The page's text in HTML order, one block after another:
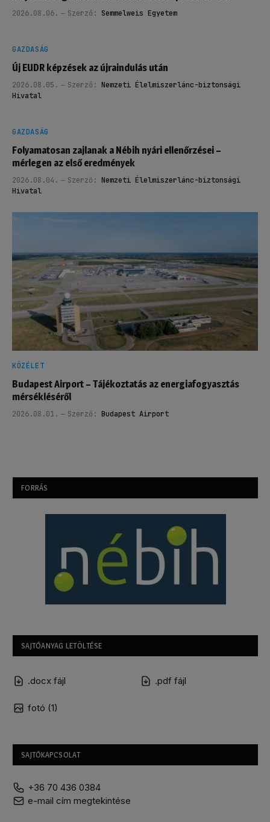
2026.08.06. Szerző: Semmelweis Egyetem
GAZDASÁG
Új EUDR képzések az újraindulás után
2026.08.05. Szerző: Nemzeti Élelmiszerlánc-biztonsági
Hivatal
GAZDASÁG
Folyamatosan zajlanak a Nébih nyári ellenőrzései –
mérlegen az első eredmények
2026.08.04. Szerző: Nemzeti Élelmiszerlánc-biztonsági
Hivatal
KÖZÉLET
Budapest Airport – Tájékoztatás az energiafogyasztás
mérsékléséről
2026.08.01. Szerző: Budapest Airport
FORRÁS
SAJTÓANYAG LETÖLTÉSE
.docx fájl .pdf fájl
fotó (1)
SAJTÓKAPCSOLAT
+36 70 436 0384
e-mail cím megtekintése